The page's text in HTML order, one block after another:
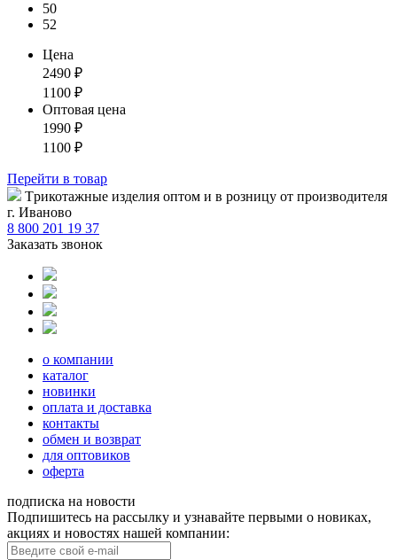
50
52
Цена
2490 ₽
1100 ₽
Оптовая цена
1990 ₽
1100 ₽
Перейти в товар
Tрикотажные изделия оптом и в розницу от производителя
г. Иваново
8 800 201 19 37
Заказать звонок
о компании
каталог
новинки
оплата и доставка
контакты
обмен и возврат
для оптовиков
оферта
подписка на новости
Подпишитесь на рассылку и узнавайте первыми о новиках,
акциях и новостях нашей компании: